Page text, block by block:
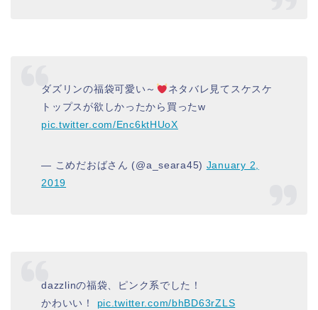
ダズリンの福袋可愛い～
ネタバレ見てスケスケ
トップスが欲しかったから買ったw
pic.twitter.com/Enc6ktHUoX
— こめだおばさん (@a_seara45) January 2,
2019
dazzlinの福袋、ピンク系でした！
かわいい！ pic.twitter.com/bhBD63rZLS